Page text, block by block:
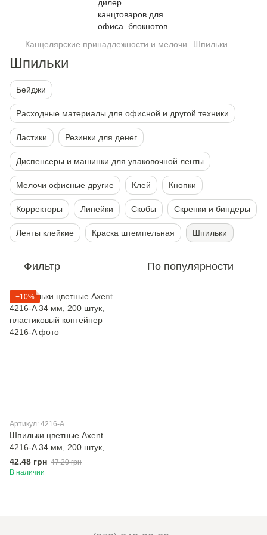
Канцелярские принадлежности и мелочи Шпильки
Шпильки
Бейджи
Расходные материалы для офисной и другой техники
Ластики Резинки для денег
Диспенсеры и машинки для упаковочной ленты
Мелочи офисные другие Клей Кнопки
Корректоры Линейки Скобы Скрепки и биндеры
Ленты клейкие Краска штемпельная Шпильки
Фильтр По популярности
−10%
Артикул: 4216-A
Шпильки цветные Axent
4216-A 34 мм, 200 штук,
пластиковый контейнер
42.48 грн 47.20 грн
В наличии